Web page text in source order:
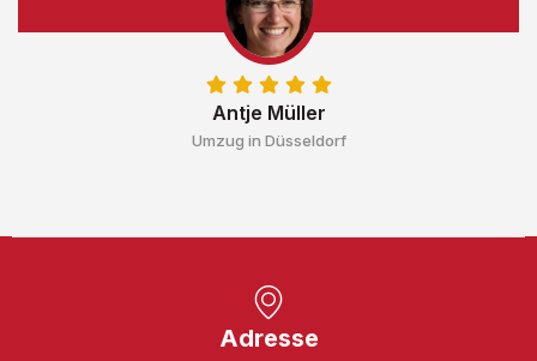
Antje Müller
Umzug in Düsseldorf
Adresse